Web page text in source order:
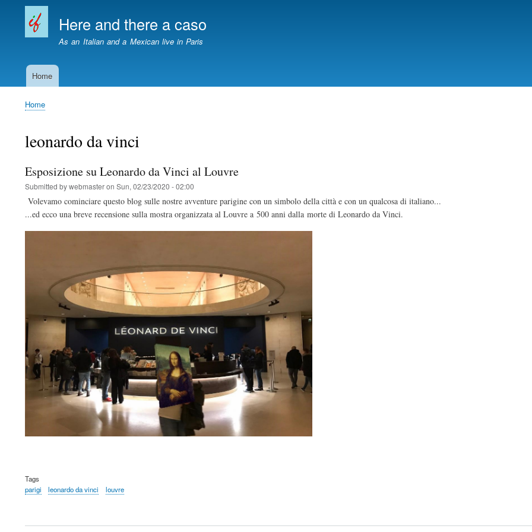
Here and there a caso
As an Italian and a Mexican live in Paris
MainHome
Breadcrumb
Home
leonardo da vinci
Esposizione su Leonardo da Vinci al Louvre
Submitted bywebmasteron Sun, 02/23/2020 - 02:00
Volevamo cominciare questo blog sulle nostre avventure parigine con un simbolo della città e con un qualcosa di italiano...
...ed ecco una breve recensione sulla mostra organizzata al Louvre a 500 anni dalla morte di Leonardo da Vinci.
Tags
parigi
leonardo da vinci louvre